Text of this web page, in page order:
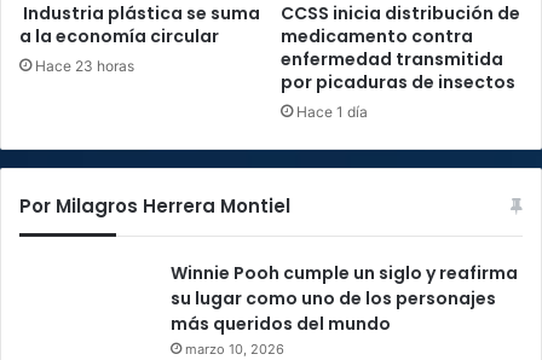
Industria plástica se suma
a la economía circular
Hace 23 horas
CCSS inicia distribución de
medicamento contra
enfermedad transmitida
por picaduras de insectos
Hace 1 día
Por Milagros Herrera Montiel
Winnie Pooh cumple un siglo y reafirma
su lugar como uno de los personajes
más queridos del mundo
marzo 10, 2026